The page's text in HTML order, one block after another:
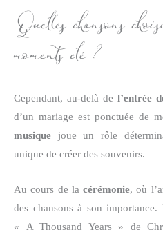
Quelles chansons
moments clé ?
Cependant, au-delà del’entrée
d’un mariage est ponctuée de
musique joue un rôle
unique de créer des souvenirs.
Au cours de lacérémonie, où
des chansons à son importance.
« A Thousand Years » de